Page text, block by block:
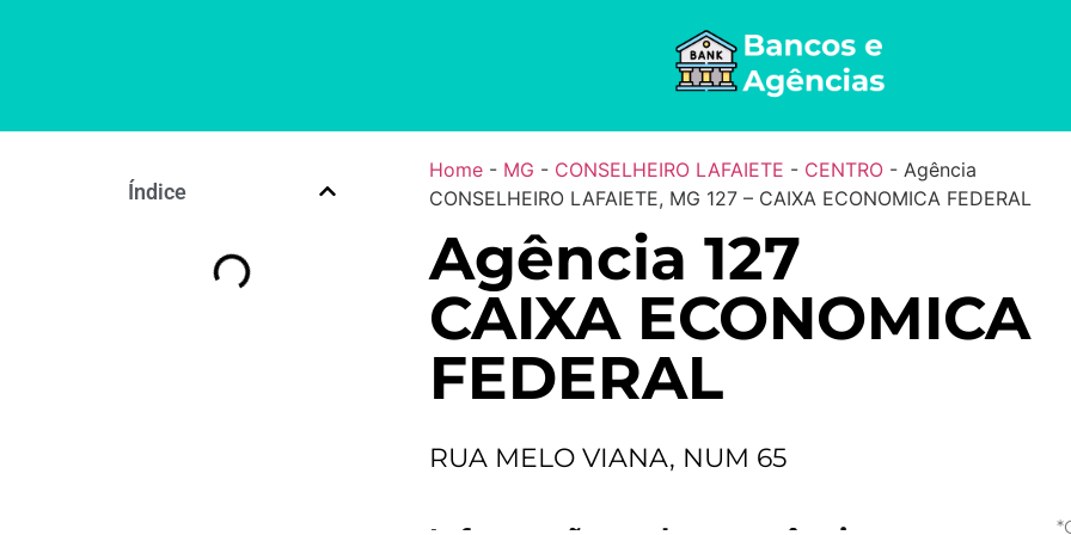
Índice
Home- MG - CONSELHEIRO LAFAIETE - CENTRO- Agência
CONSELHEIRO LAFAIETE, MG 127 – CAIXA ECONOMICA FEDERAL
Agência 127
CAIXA ECONOMICA
FEDERAL
RUA MELO VIANA, NUM 65